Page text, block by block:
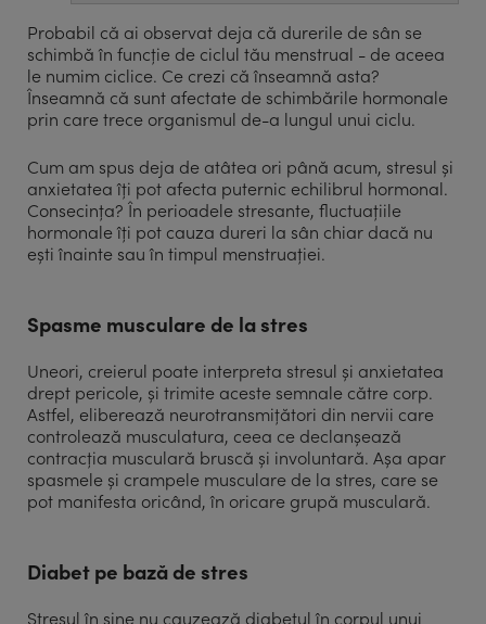
Probabil că ai observat deja că durerile de sân se
schimbă în funcție de ciclul tău menstrual - de aceea
le numim ciclice. Ce crezi că înseamnă asta?
Înseamnă că sunt afectate de schimbările hormonale
prin care trece organismul de-a lungul unui ciclu.
Cum am spus deja de atâtea ori până acum, stresul și
anxietatea îți pot afecta puternic echilibrul hormonal.
Consecința? În perioadele stresante, fluctuațiile
hormonale îți pot cauza dureri la sân chiar dacă nu
ești înainte sau în timpul menstruației.
Spasme musculare de la stres
Uneori, creierul poate interpreta stresul și anxietatea
drept pericole, și trimite aceste semnale către corp.
Astfel, eliberează neurotransmițători din nervii care
controlează musculatura, ceea ce declanșează
contracția musculară bruscă și involuntară. Așa apar
spasmele și crampele musculare de la stres, care se
pot manifesta oricând, în oricare grupă musculară.
Diabet pe bază de stres
Stresul în sine nu cauzează diabetul în corpul unui